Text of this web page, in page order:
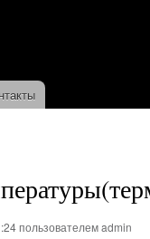
пользователемadmin